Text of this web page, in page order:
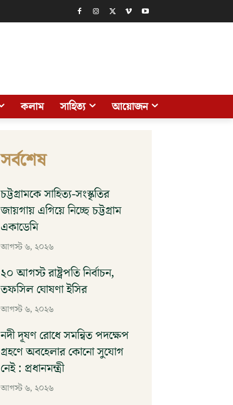
কলাম সাহিত্য আয়োজন
সর্বশেষ
চট্টগ্রামকে সাহিত্য-সংস্কৃতির
জায়গায় এগিয়ে নিচ্ছে চট্টগ্রাম
একাডেমি
আগস্ট ৬, ২০২৬
২০ আগস্ট রাষ্ট্রপতি নির্বাচন,
তফসিল ঘোষণা ইসির
আগস্ট ৬, ২০২৬
নদী দূষণ রোধে সমন্বিত পদক্ষেপ
গ্রহণে অবহেলার কোনো সুযোগ
নেই : প্রধানমন্ত্রী
আগস্ট ৬, ২০২৬